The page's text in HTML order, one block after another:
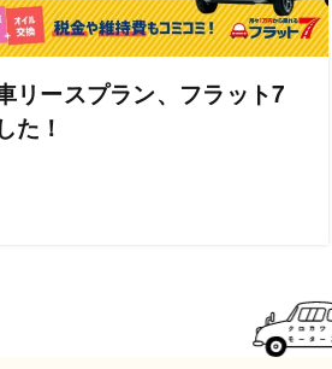
リースプラン、フラット7
た！